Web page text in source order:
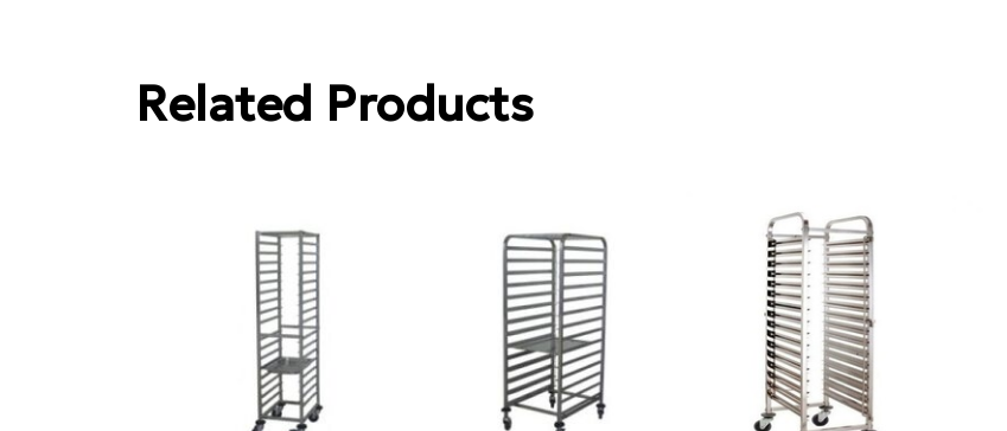
Related Products